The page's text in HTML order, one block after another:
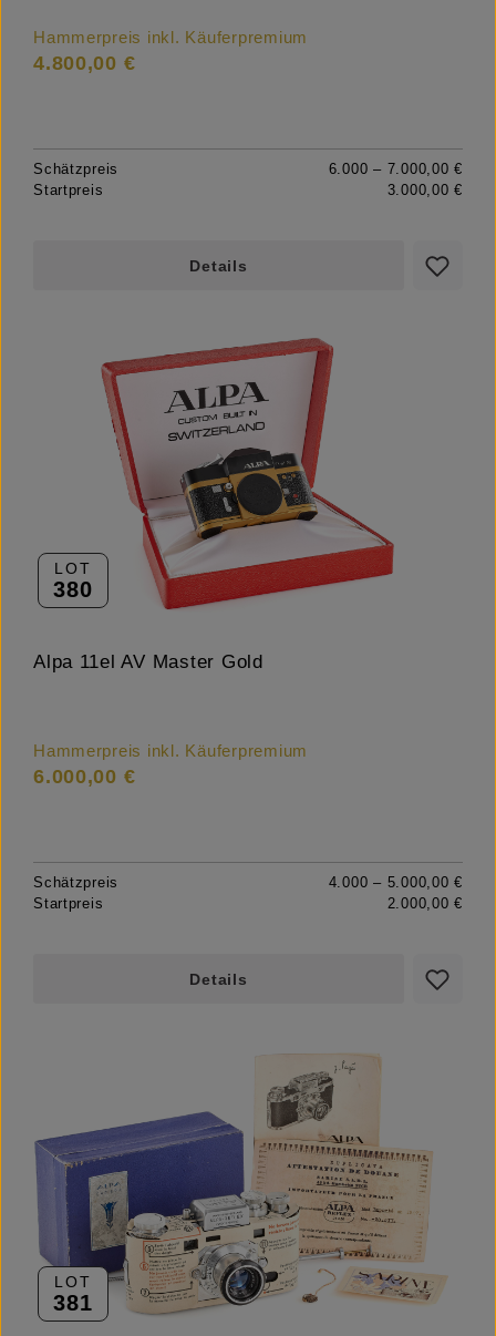
Hammerpreis inkl. Käuferpremium
4.800,00 €
Schätzpreis
6.000 – 7.000,00 €
Startpreis
3.000,00 €
Details
LOT
380
Alpa 11el AV Master Gold
Hammerpreis inkl. Käuferpremium
6.000,00 €
Schätzpreis
4.000 – 5.000,00 €
Startpreis
2.000,00 €
Details
LOT
381